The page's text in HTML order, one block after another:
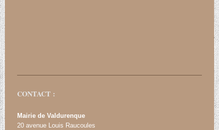
CONTACT :
Mairie de Valdurenque
20 avenue Louis Raucoules